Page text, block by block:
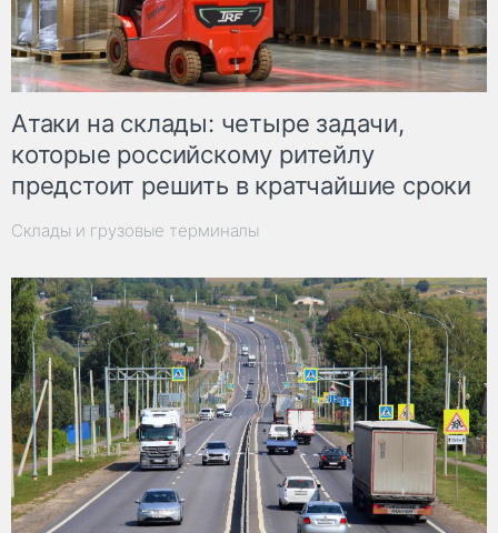
Атаки на склады: четыре задачи,
которые российскому ритейлу
предстоит решить в кратчайшие сроки
Склады и грузовые терминалы